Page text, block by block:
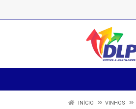
INÍCIO VINHOS